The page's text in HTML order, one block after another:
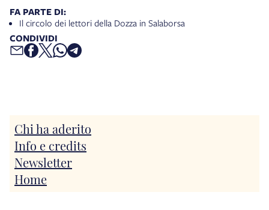
FA PARTE DI:
Il circolo dei lettori della Dozza in Salaborsa
CONDIVIDI
Chi ha aderito
Info e credits
Newsletter
Home